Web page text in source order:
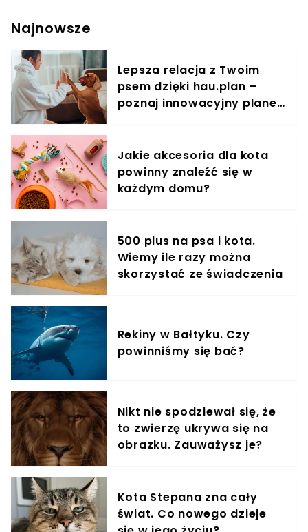
futrzak, kiedy zobaczył, że nieproszony gość
wszystko uwiecznione jest na zdjęciach. W
społeczeństwie uznaje się, że koty są puchatymi
egoistami, które myślą tylko o sobie. Widząc
reakcję tego czworonoga, zdecydowanie nie
możemy się z tym zgodzić. Jego mimika i
Zresztą, zobaczcie sami.
Najnowsze
Lepsza relacja z Twoim
psem dzięki hau.plan –
poznaj innowacyjny planer
Jakie akcesoria dla kota
powinny znaleźć się w
każdym domu?
500 plus na psa i kota.
Wiemy ile razy można
skorzystać ze świadczenia
Rekiny w Bałtyku. Czy
powinniśmy się bać?
Nikt nie spodziewał się, że
to zwierzę ukrywa się na
obrazku. Zauważysz je?
Kota Stepana zna cały
świat. Co nowego dzieje